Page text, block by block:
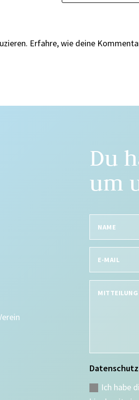
Erfahre, wie deine
Du
um
Datenschutz
Ich habe